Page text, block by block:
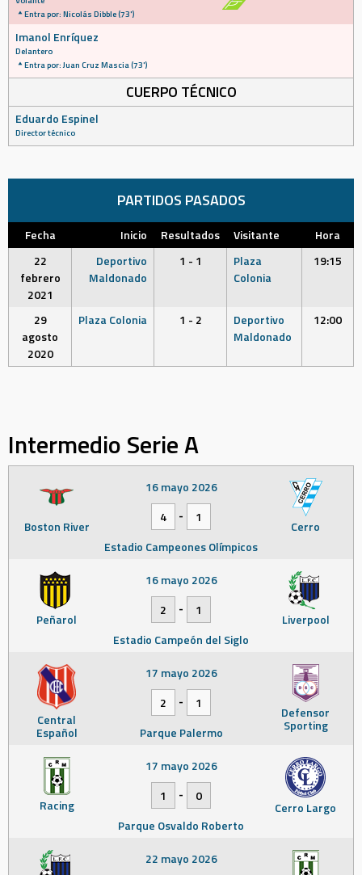
Entra por: Nicolás Dibble (73')
Imanol Enríquez
Delantero
Entra por: Juan Cruz Mascia (73')
CUERPO TÉCNICO
Eduardo Espinel
Director técnico
PARTIDOS PASADOS
Fecha Inicio Resultados Visitante
Hora
22
febrero
2021
Deportivo
Maldonado
1 - 1
Plaza
Colonia
19:15
29
agosto
2020
Plaza Colonia 1 - 2
Deportivo
Maldonado
12:00
Intermedio Serie A
Boston River Cerro
16 mayo 2026
4
-
1
Estadio Campeones Olímpicos
Peñarol Liverpool
16 mayo 2026
2
-
1
Estadio Campeón del Siglo
Central
Español
Defensor
Sporting
17 mayo 2026
2
-
1
Parque Palermo
Racing Cerro Largo
17 mayo 2026
1
-
0
Parque Osvaldo Roberto
22 mayo 2026